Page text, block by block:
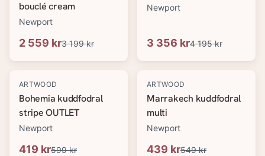
bouclé cream
Newport
2 559 kr3 199 kr
Newport
3 356 kr4 195 kr
-30%
ARTWOOD
Bohemia kuddfodral
stripe OUTLET
Newport
419 kr599 kr
-20%
ARTWOOD
Marrakech kuddfodral
multi
Newport
439 kr549 kr